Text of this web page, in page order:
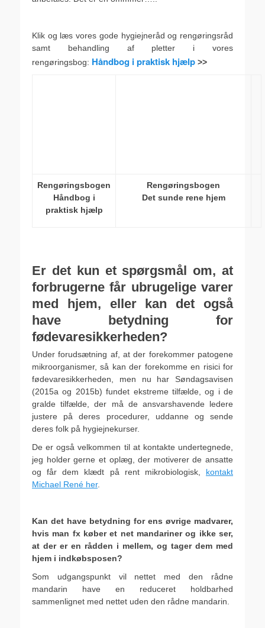
Klik og læs vores gode hygiejneråd og rengøringsråd
samt behandling af pletter i vores
rengøringsbog: Håndbog i praktisk hjælp >>
Rengøringsbogen
Håndbog i
praktisk hjælp
Rengøringsbogen
Det sunde rene hjem
Er det kun et spørgsmål om, at
forbrugerne får ubrugelige varer
med hjem, eller kan det også
have betydning for
fødevaresikkerheden?
Under forudsætning af, at der forekommer patogene
mikroorganismer, så kan der forekomme en risici for
fødevaresikkerheden, men nu har Søndagsavisen
(2015a og 2015b) fundet ekstreme tilfælde, og i de
gralde tilfælde, der må de ansvarshavende ledere
justere på deres procedurer, uddanne og sende
deres folk på hygiejnekurser.
De er også velkommen til at kontakte undertegnede,
jeg holder gerne et oplæg, der motiverer de ansatte
og får dem klædt på rent mikrobiologisk, kontakt
Michael René her.
Kan det have betydning for ens øvrige madvarer,
hvis man fx køber et net mandariner og ikke ser,
at der er en rådden i mellem, og tager dem med
hjem i indkøbsposen?
Som udgangspunkt vil nettet med den rådne
mandarin have en reduceret holdbarhed
sammenlignet med nettet uden den rådne mandarin.